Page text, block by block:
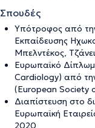
Σπουδές
Υπότροφος από
Εκπαίδευσης
Μπελντέκος,
Ευρωπαϊκό
Cardiology) από
(European Society
Διαπίστευση στο
Ευρωπαϊκή
2020